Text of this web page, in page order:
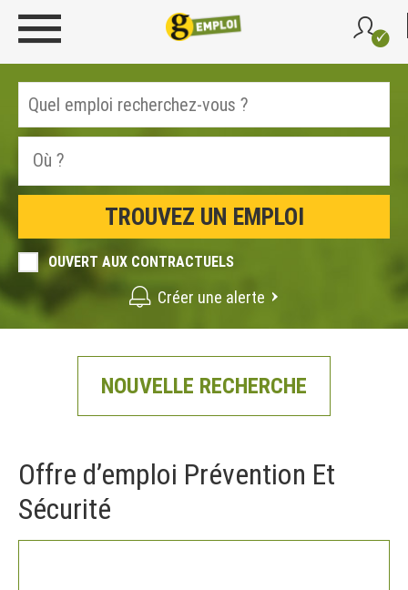
OUVERT AUX CONTRACTUELS
Créer une alerte
NOUVELLE RECHERCHE
Offre d’emploi Prévention Et
Sécurité